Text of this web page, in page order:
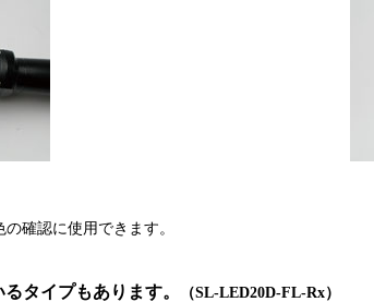
確認に使用できます。
タイプもあります。
（SL-LED20D-FL-Rx）